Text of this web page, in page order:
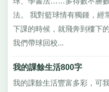
法。 我對籃球情有獨鍾，經
下課的時候，就飛奔到樓下
我們帶球回校...
我的課餘生活800字
我的課餘生活豐富多彩，可